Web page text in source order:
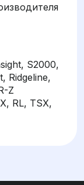
S2000,
Ridgeline,
Z
RL, TSX,